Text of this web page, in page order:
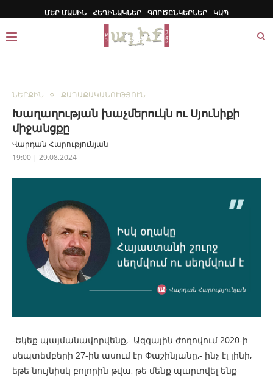
ՄԵՐ ՄԱՍԻՆ ՀԵՂԻՆԱԿՆԵՐ ԳՈՐԾԸՆԿԵՐՆԵՐ ԿԱՊ
ՆԵՐՔԻՆ ՔԱՂԱՔԱԿԱՆՈՒԹՅՈՒՆ
Խաղաղության խաչմերուկն ու Սյունիքի
միջանցքը
Վարդան Հարությունյան
19:00 | 29.08.2024
-Եկեք պայմանավորվենք,- Ազգային ժողովում 2020-ի
սեպտեմբերի 27-ին ասում էր Փաշինյանը,- ինչ էլ լինի,
եթե նույնիսկ բոլորին թվա, թե մենք պարտվել ենք